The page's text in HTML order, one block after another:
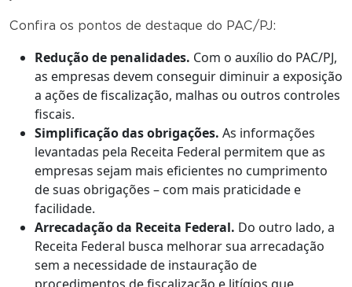
Confira os pontos de destaque do PAC/PJ:
Redução de penalidades. Com o auxílio do PAC/PJ,
as empresas devem conseguir diminuir a exposição
a ações de fiscalização, malhas ou outros controles
fiscais.
Simplificação das obrigações. As informações
levantadas pela Receita Federal permitem que as
empresas sejam mais eficientes no cumprimento
de suas obrigações – com mais praticidade e
facilidade.
Arrecadação da Receita Federal. Do outro lado, a
Receita Federal busca melhorar sua arrecadação
sem a necessidade de instauração de